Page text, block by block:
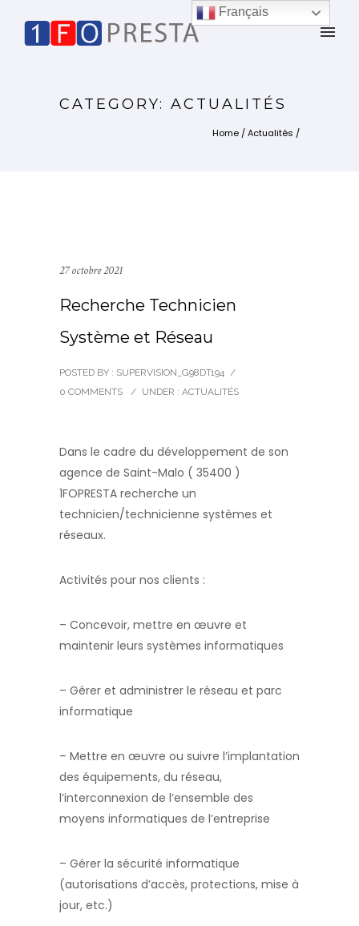
CATEGORY: ACTUALITÉS
Home /Actualités /
27 octobre 2021
Recherche Technicien
Système et Réseau
POSTED BY : SUPERVISION_G98DT194 /
0 COMMENTS
/ UNDER : ACTUALITÉS
Dans le cadre du développement de son
agence de Saint-Malo ( 35400 )
1FOPRESTA recherche un
technicien/technicienne systèmes et
réseaux.
Activités pour nos clients :
– Concevoir, mettre en œuvre et
maintenir leurs systèmes informatiques
– Gérer et administrer le réseau et parc
informatique
– Mettre en œuvre ou suivre l’implantation
des équipements, du réseau,
l’interconnexion de l’ensemble des
moyens informatiques de l’entreprise
– Gérer la sécurité informatique
(autorisations d’accès, protections, mise à
jour, etc.)
Français